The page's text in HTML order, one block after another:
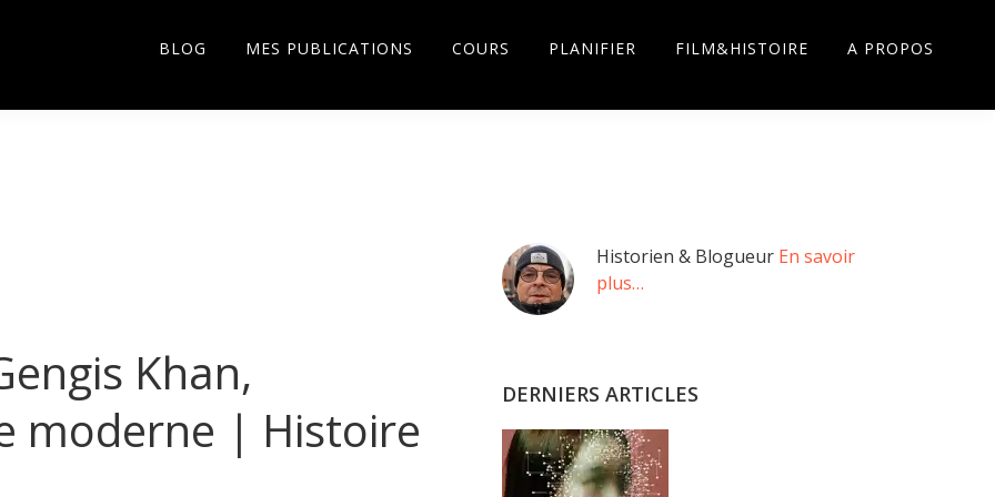
BLOG MES PUBLICATIONS COURS PLANIFIER FILM&HISTOIRE A PROPOS
Khan,
moderne | Histoire
Barre
latérale
Historien & Blogueur En savoir
plus…
DERNIERS ARTICLES